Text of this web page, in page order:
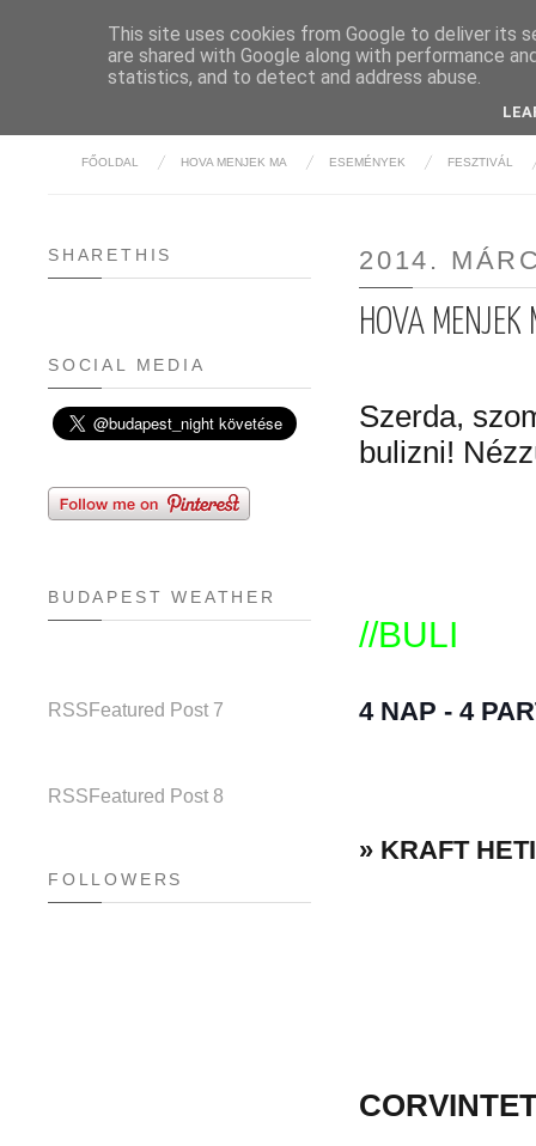
FŐOLDAL HOVA MENJEK MA ESEMÉNYEK FESZTIVÁL
2014.
HOVA
Szerda,
bulizni!
//BULI
4 NAP - 4
» KRAFT
SHARETHIS
SOCIAL MEDIA
BUDAPEST WEATHER
RSS Featured Post 7
RSS Featured Post 8
FOLLOWERS
This site uses cookies from Google to deliver its
are shared with Google along with performance
statistics, and to detect and address abuse.